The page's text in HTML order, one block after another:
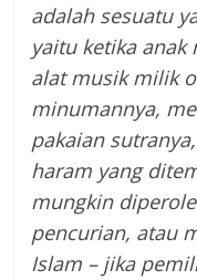
adalah sesuatu
yaitu ketika anak
alat musik milik
minumannya,
pakaian
haram yang
mungkin
pencurian, atau
Islam – jika